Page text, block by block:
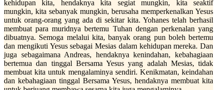
kehidupan kita, hendaknya kita segiat mungkin, kita seaktif
mungkin, kita sebanyak mungkin, berusaha memperkenalkan Yesus
untuk orang-orang yang ada di sekitar kita. Yohanes telah berhasil
membuat para muridnya bertemu Tuhan dengan perkenalan yang
dibuatnya. Semoga melalui kita, banyak orang pun boleh bertemu
dan mengikuti Yesus sebagai Mesias dalam kehidupan mereka. Dan
juga sebagaimana Andreas, hendaknya kenindahan, kebahagiaan
bertemua dan tinggal Bersama Yesus yang adalah Mesias, tidak
membuat kita untuk mengalaminya sendiri. Kenikmatan, keindahan
dan kebahagiaan tinggal Bersama Yesus, hendaknya membuat kita